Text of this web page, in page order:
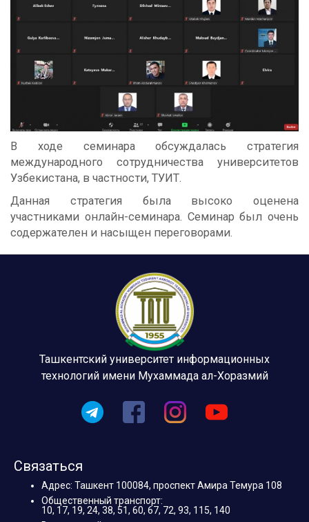
В ходе семинара обсуждалась стратегия
международного сотрудничества университетов
Узбекистана, в частности, ТУИТ.
Данная стратегия была высоко оценена
участниками онлайн-семинара. Семинар был очень
содержателен и насыщен переговорами.
Ташкентский университет информационных
технологий имени Мухаммада ал-Хоразмий
Связаться
Адрес: Ташкент 100084, проспект Амира Темура 108
Общественный транспорт:
10, 17, 19, 24, 38, 51, 60, 67, 72, 93, 115, 140